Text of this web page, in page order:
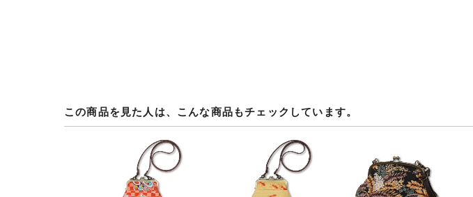
この商品を見た人は、こんな商品もチェックしています。